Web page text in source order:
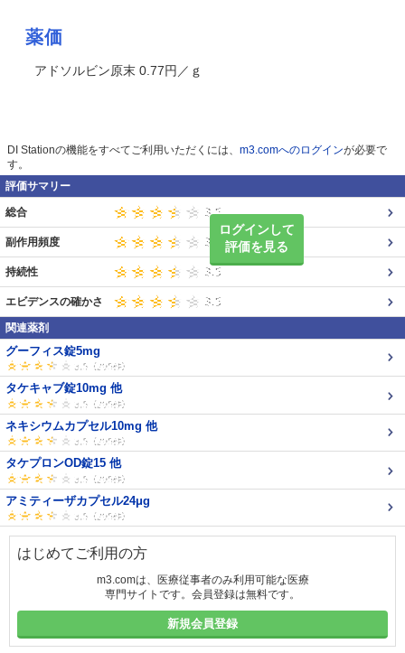
薬価
アドソルビン原末 0.77円／ｇ
DI Stationの機能をすべてご利用いただくには、 m3.comへのログインが必要で
す。
評価サマリー
ログインして
評価を見る
総合
副作用頻度
持続性
エビデンスの確かさ
関連薬剤
グーフィス錠5mg
タケキャブ錠10mg 他
ネキシウムカプセル10mg 他
タケプロンOD錠15 他
アミティーザカプセル24μg
はじめてご利用の方
m3.comは、医療従事者のみ利用可能な医療
専門サイトです。会員登録は無料です。
新規会員登録